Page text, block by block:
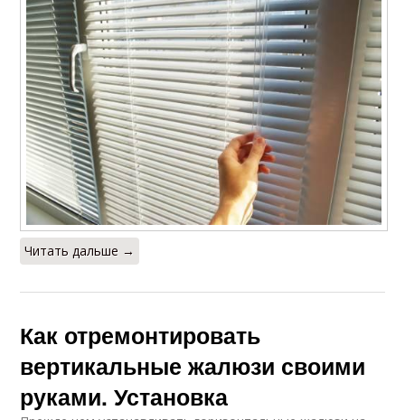
Читать дальше →
Как отремонтировать
вертикальные жалюзи своими
руками. Установка